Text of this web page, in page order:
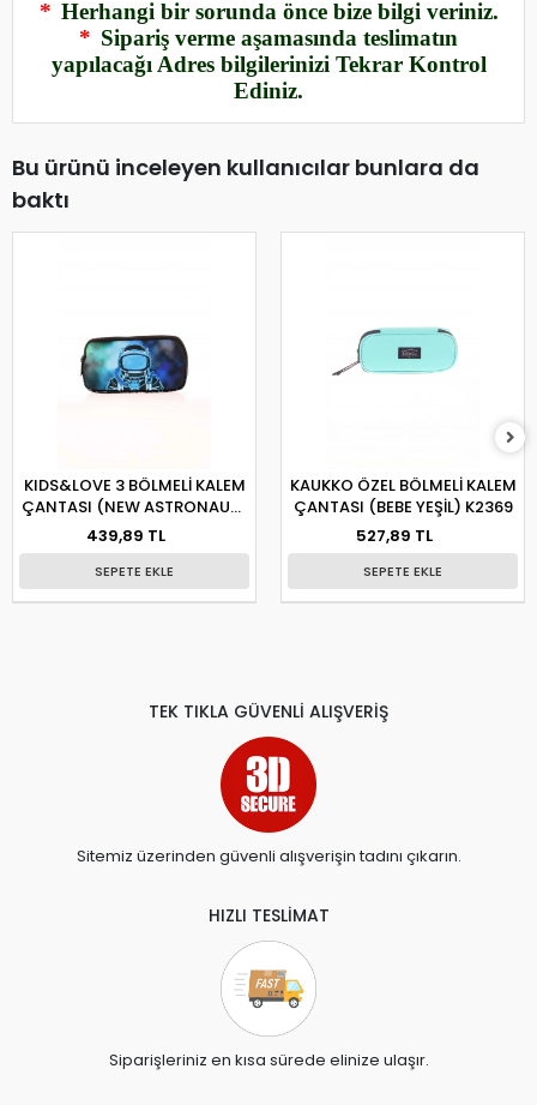
* Herhangi bir sorunda önce bize bilgi veriniz.
* Sipariş verme aşamasında teslimatın
yapılacağı Adres bilgilerinizi Tekrar Kontrol
Ediniz.
Bu ürünü inceleyen kullanıcılar bunlara da
baktı
KIDS&LOVE 3 BÖLMELİ KALEM
ÇANTASI (NEW ASTRONAUT)
L8135
439,89 TL
SEPETE EKLE
KAUKKO ÖZEL BÖLMELİ KALEM
ÇANTASI (BEBE YEŞİL) K2369
527,89 TL
SEPETE EKLE
TEK TIKLA GÜVENLİ ALIŞVERİŞ
Sitemiz üzerinden güvenli alışverişin tadını çıkarın.
HIZLI TESLİMAT
Siparişleriniz en kısa sürede elinize ulaşır.